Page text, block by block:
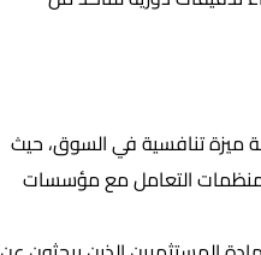
ميزة تنافسية في السوق، حيث
التعامل مع مؤسسات